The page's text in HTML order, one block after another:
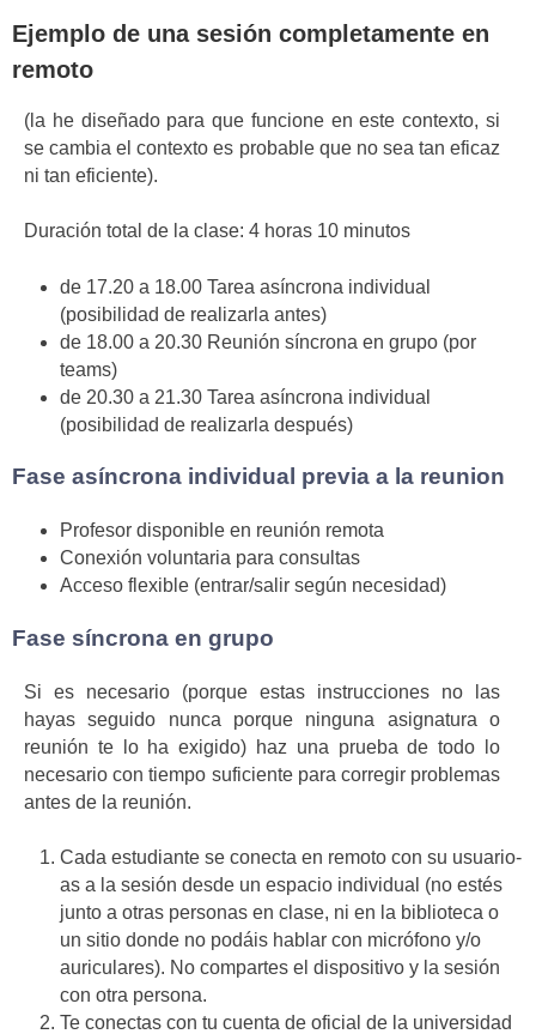
Ejemplo de una sesión completamente en
remoto
(la he diseñado para que funcione en este contexto, si
se cambia el contexto es probable que no sea tan eficaz
ni tan eficiente).
Duración total de la clase: 4 horas 10 minutos
de 17.20 a 18.00 Tarea asíncrona individual
(posibilidad de realizarla antes)
de 18.00 a 20.30 Reunión síncrona en grupo (por
teams)
de 20.30 a 21.30 Tarea asíncrona individual
(posibilidad de realizarla después)
Fase asíncrona individual previa a la reunion
Profesor disponible en reunión remota
Conexión voluntaria para consultas
Acceso flexible (entrar/salir según necesidad)
Fase síncrona en grupo
Si es necesario (porque estas instrucciones no las
hayas seguido nunca porque ninguna asignatura o
reunión te lo ha exigido) haz una prueba de todo lo
necesario con tiempo suficiente para corregir problemas
antes de la reunión.
Cada estudiante se conecta en remoto con su usuario-
as a la sesión desde un espacio individual (no estés
junto a otras personas en clase, ni en la biblioteca o
un sitio donde no podáis hablar con micrófono y/o
auriculares). No compartes el dispositivo y la sesión
con otra persona.
Te conectas con tu cuenta de oficial de la universidad